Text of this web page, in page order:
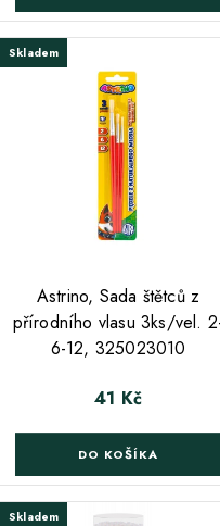
Skladem
Astrino, Sada štětců z
přírodního vlasu 3ks/vel.
6-12, 325023010
Cena
41 Kč
DO KOŠÍKA
Skladem